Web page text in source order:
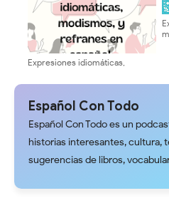
Expresiones idiomáticas,
español
Español Con Todo
Español Con Todo es un
historias interesantes, cultura,
sugerencias de libros,